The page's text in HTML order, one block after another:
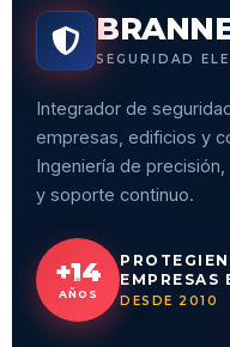
SEGURIDAD
Integrador de
empresas, edificios y
Ingeniería de
y soporte continuo.
+14
AÑOS
EMPRESAS
DESDE 2010